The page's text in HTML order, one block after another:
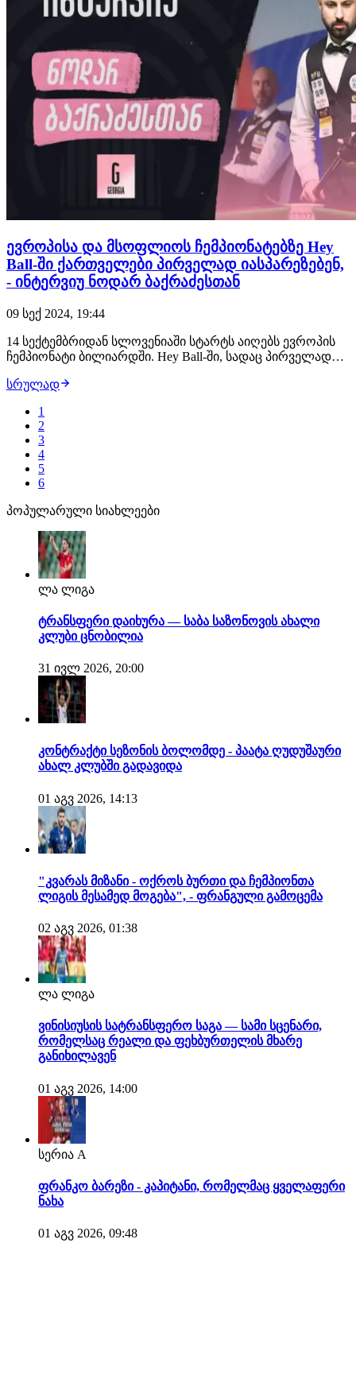
ევროპისა და მსოფლიოს ჩემპიონატებზე Hey
Ball-ში ქართველები პირველად იასპარეზებენ,
- ინტერვიუ ნოდარ ბაქრაძესთან
09 სექ 2024, 19:44
14 სექტემბრიდან სლოვენიაში სტარტს აიღებს ევროპის
ჩემპიონატი ბილიარდში. Hey Ball-ში, სადაც პირველად
წერეთელი. ევროპის ჩემპიონატთან ერთად სლოვენიაში,
გაიმართება.
სრულად
1
2
3
4
5
6
პოპულარული სიახლეები
ლა ლიგა
ტრანსფერი დაიხურა — საბა საზონოვის ახალი
კლუბი ცნობილია
31 ივლ 2026, 20:00
კონტრაქტი სეზონის ბოლომდე - პაატა ღუდუშაური
ახალ კლუბში გადავიდა
01 აგვ 2026, 14:13
"კვარას მიზანი - ოქროს ბურთი და ჩემპიონთა
ლიგის მესამედ მოგება", - ფრანგული გამოცემა
02 აგვ 2026, 01:38
ლა ლიგა
ვინისიუსის სატრანსფერო საგა — სამი სცენარი,
რომელსაც რეალი და ფეხბურთელის მხარე
განიხილავენ
01 აგვ 2026, 14:00
სერია A
ფრანკო ბარეზი - კაპიტანი, რომელმაც ყველაფერი
ნახა
01 აგვ 2026, 09:48